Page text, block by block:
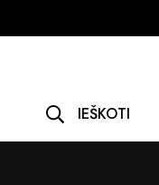
IEŠKOTI